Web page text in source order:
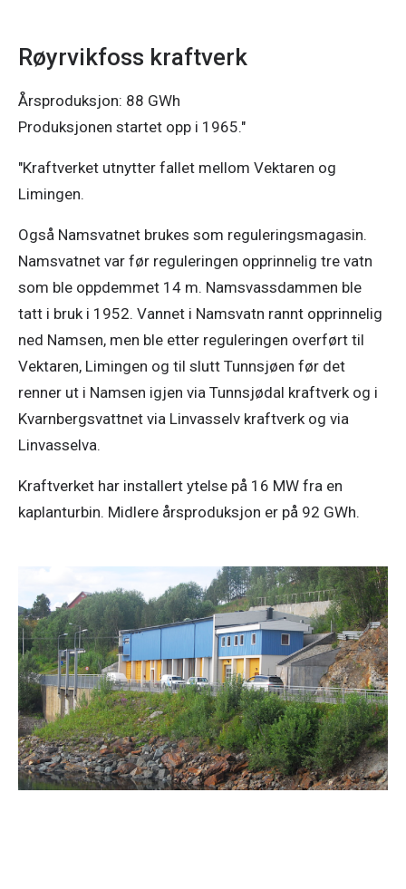
Røyrvikfoss kraftverk
Årsproduksjon: 88 GWh
Produksjonen startet opp i 1965."
"Kraftverket utnytter fallet mellom Vektaren og
Limingen.
Også Namsvatnet brukes som reguleringsmagasin.
Namsvatnet var før reguleringen opprinnelig tre vatn
som ble oppdemmet 14 m. Namsvassdammen ble
tatt i bruk i 1952. Vannet i Namsvatn rannt opprinnelig
ned Namsen, men ble etter reguleringen overført til
Vektaren, Limingen og til slutt Tunnsjøen før det
renner ut i Namsen igjen via Tunnsjødal kraftverk og i
Kvarnbergsvattnet via Linvasselv kraftverk og via
Linvasselva.
Kraftverket har installert ytelse på 16 MW fra en
kaplanturbin. Midlere årsproduksjon er på 92 GWh.